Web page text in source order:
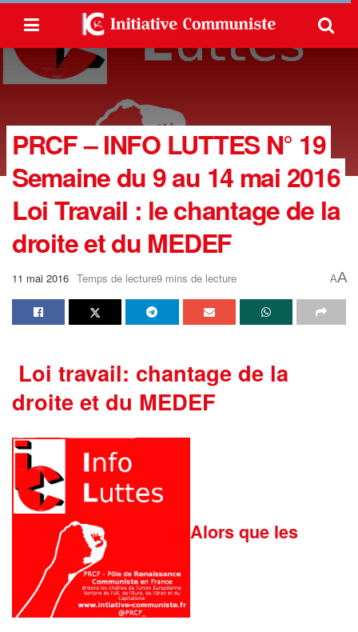
PRCF – INFO LUTTES N° 19
Semaine du 9 au 14 mai 2016
Loi Travail : le chantage de la
droite et du MEDEF
11 mai 2016 Temps de lecture9 mins de lecture AA
Loi travail: chantage de la
droite et du MEDEF
Alors que les